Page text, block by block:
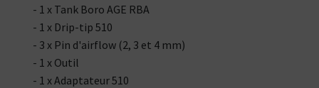
- 1 x Tank Boro AGE RBA
- 1 x Drip-tip 510
- 3 x Pin d'airflow (2, 3 et 4 mm)
- 1 x Outil
- 1 x Adaptateur 510